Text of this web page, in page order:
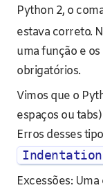
Python 2, o
estava correto.
uma função e
obrigatórios.
Vimos que o
espaços ou
Erros desses
Excessões: